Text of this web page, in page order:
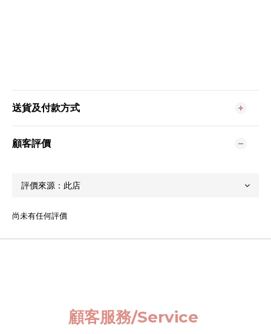
送貨及付款方式
顧客評價
尚未有任何評價
顧客服務/Service